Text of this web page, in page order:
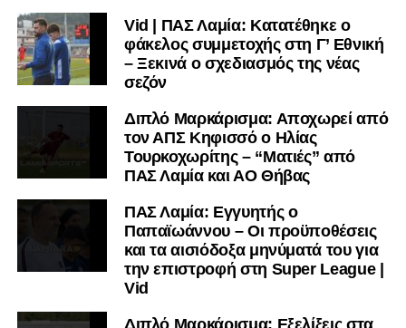
Vid | ΠΑΣ Λαμία: Κατατέθηκε ο
φάκελος συμμετοχής στη Γ’ Εθνική
– Ξεκινά ο σχεδιασμός της νέας
σεζόν
Διπλό Μαρκάρισμα: Αποχωρεί από
τον ΑΠΣ Κηφισσό ο Ηλίας
Τουρκοχωρίτης – “Ματιές” από
ΠΑΣ Λαμία και ΑΟ Θήβας
ΠΑΣ Λαμία: Εγγυητής ο
Παπαϊωάννου – Οι προϋποθέσεις
και τα αισιόδοξα μηνύματά του για
την επιστροφή στη Super League |
Vid